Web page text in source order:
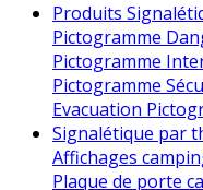
Produits
Pictogramme
Pictogramme
Pictogramme
Evacuation
Signalétique par
Affichages
Plaque de porte